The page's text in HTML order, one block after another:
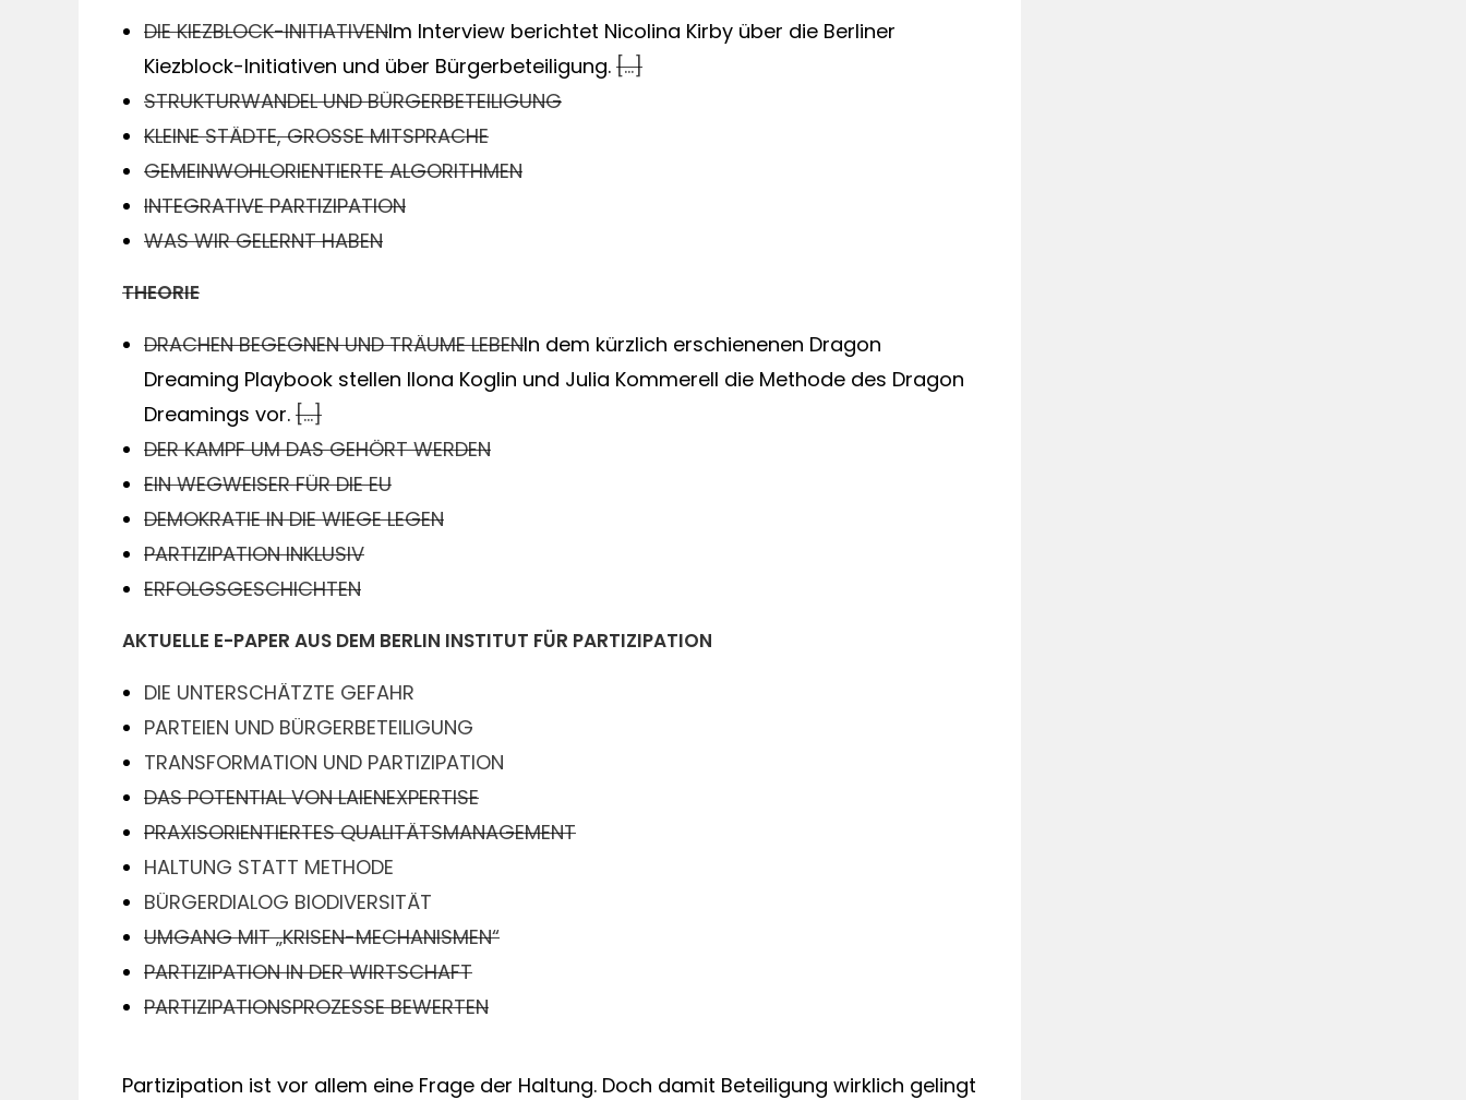
DIE KIEZBLOCK-INITIATIVENIm Interview berichtet Nicolina Kirby über die Berliner
Kiezblock-Initiativen und über Bürgerbeteiligung. […]
STRUKTURWANDEL UND BÜRGERBETEILIGUNG
KLEINE STÄDTE, GROSSE MITSPRACHE
GEMEINWOHLORIENTIERTE ALGORITHMEN
INTEGRATIVE PARTIZIPATION
WAS WIR GELERNT HABEN
THEORIE
DRACHEN BEGEGNEN UND TRÄUME LEBENIn dem kürzlich erschienenen Dragon
Dreaming Playbook stellen Ilona Koglin und Julia Kommerell die Methode des Dragon
Dreamings vor. […]
DER KAMPF UM DAS GEHÖRT WERDEN
EIN WEGWEISER FÜR DIE EU
DEMOKRATIE IN DIE WIEGE LEGEN
PARTIZIPATION INKLUSIV
ERFOLGSGESCHICHTEN
AKTUELLE E-PAPER AUS DEM BERLIN INSTITUT FÜR PARTIZIPATION
DIE UNTERSCHÄTZTE GEFAHR
PARTEIEN UND BÜRGERBETEILIGUNG
TRANSFORMATION UND PARTIZIPATION
DAS POTENTIAL VON LAIENEXPERTISE
PRAXISORIENTIERTES QUALITÄTSMANAGEMENT
HALTUNG STATT METHODE
BÜRGERDIALOG BIODIVERSITÄT
UMGANG MIT „KRISEN-MECHANISMEN“
PARTIZIPATION IN DER WIRTSCHAFT
PARTIZIPATIONSPROZESSE BEWERTEN
Partizipation ist vor allem eine Frage der Haltung. Doch damit Beteiligung wirklich gelingt